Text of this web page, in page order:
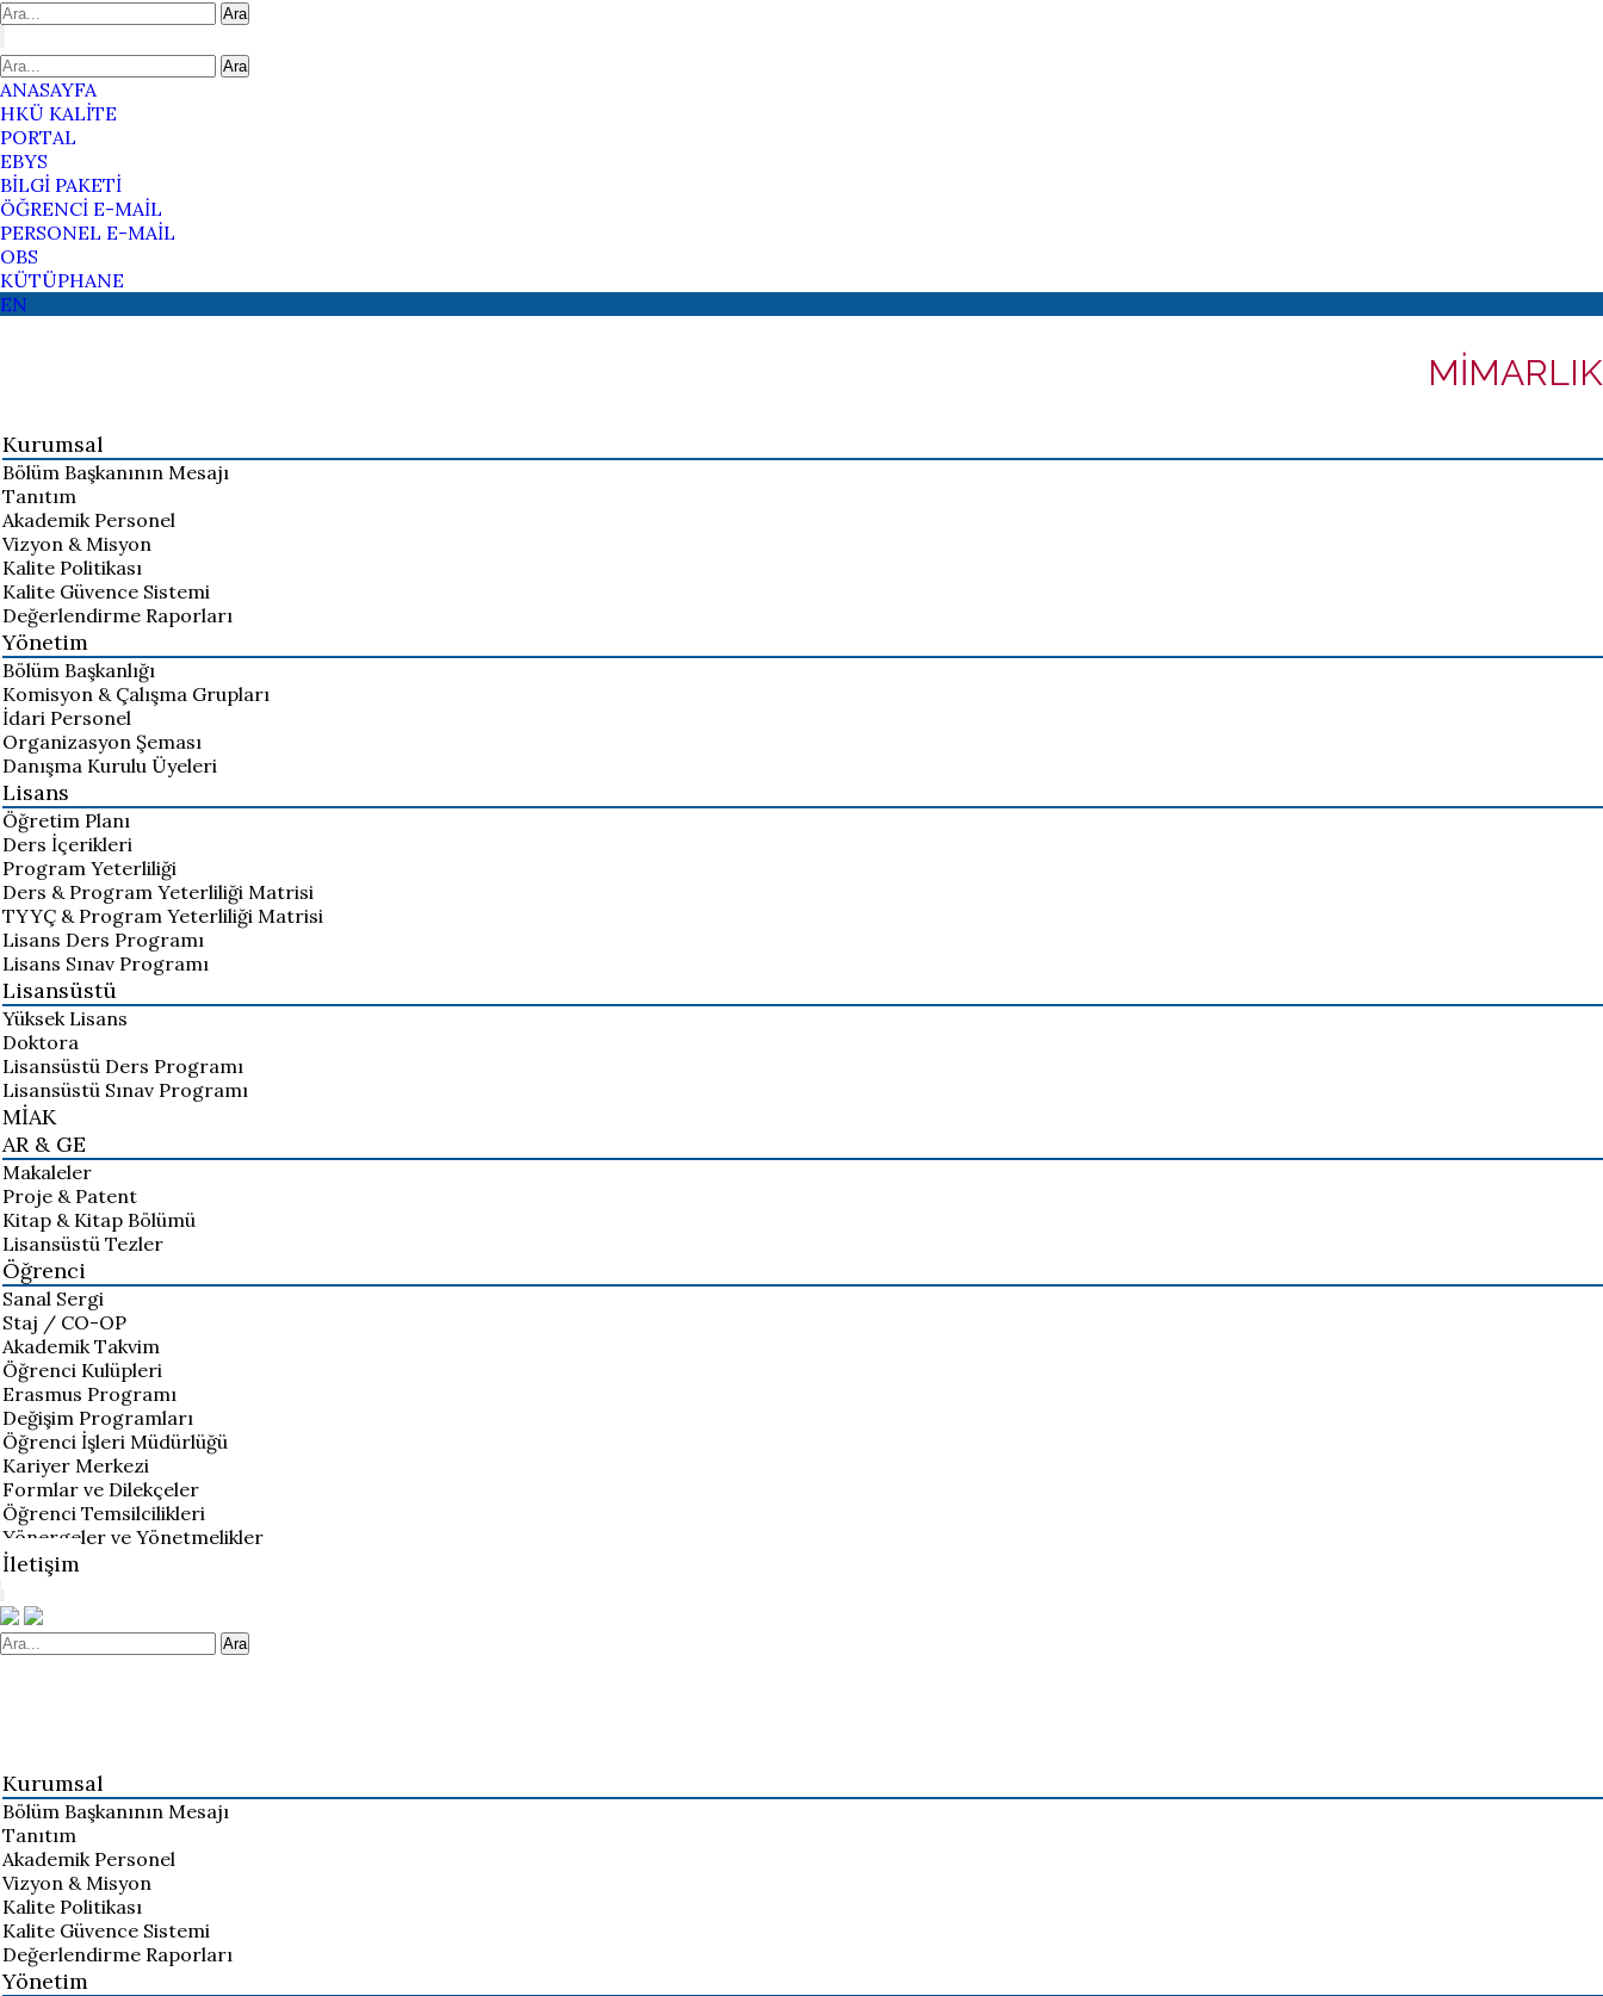
Ara
Ara
ANASAYFA
HKÜ KALİTE
PORTAL
EBYS
BİLGİ PAKETİ
ÖĞRENCİ E-MAİL
PERSONEL E-MAİL
OBS
KÜTÜPHANE
EN
MİMARLIK
Kurumsal
Bölüm Başkanının Mesajı
Tanıtım
Akademik Personel
Vizyon & Misyon
Kalite Politikası
Kalite Güvence Sistemi
Değerlendirme Raporları
Yönetim
Bölüm Başkanlığı
Komisyon & Çalışma Grupları
İdari Personel
Organizasyon Şeması
Danışma Kurulu Üyeleri
Lisans
Öğretim Planı
Ders İçerikleri
Program Yeterliliği
Ders & Program Yeterliliği Matrisi
TYYÇ & Program Yeterliliği Matrisi
Lisans Ders Programı
Lisans Sınav Programı
Lisansüstü
Yüksek Lisans
Doktora
Lisansüstü Ders Programı
Lisansüstü Sınav Programı
MİAK
AR & GE
Makaleler
Proje & Patent
Kitap & Kitap Bölümü
Lisansüstü Tezler
Öğrenci
Sanal Sergi
Staj / CO-OP
Akademik Takvim
Öğrenci Kulüpleri
Erasmus Programı
Değişim Programları
Öğrenci İşleri Müdürlüğü
Kariyer Merkezi
Formlar ve Dilekçeler
Öğrenci Temsilcilikleri
Yönergeler ve Yönetmelikler
İletişim
Ara
Kurumsal
Bölüm Başkanının Mesajı
Tanıtım
Akademik Personel
Vizyon & Misyon
Kalite Politikası
Kalite Güvence Sistemi
Değerlendirme Raporları
Yönetim